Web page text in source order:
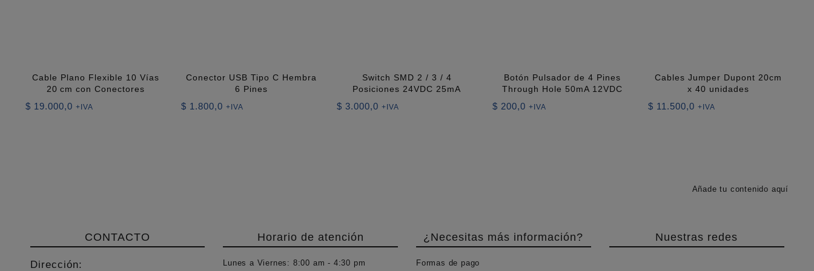
Cable Plano Flexible 10 Vías
20 cm con Conectores
$ 19.000,0 +IVA
Conector USB Tipo C Hembra
6 Pines
$ 1.800,0 +IVA
Switch SMD 2 / 3 / 4
Posiciones 24VDC 25mA
$ 3.000,0 +IVA
Botón Pulsador de 4 Pines
Through Hole 50mA 12VDC
$ 200,0 +IVA
Cables Jumper Dupont 20cm
x 40 unidades
$ 11.500,0 +IVA
Añade tu contenido aquí
CONTACTO
Dirección:
Horario de atención
Lunes a Viernes: 8:00 am - 4:30 pm
¿Necesitas más información?
Formas de pago
Nuestras redes